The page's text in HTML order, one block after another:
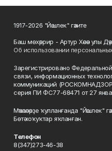
1917-2026 "Йәшлек" гәзите
Баш мөхәррир - Артур Хәсән улы
Об использовании
Зарегистрировано
связи, информационных
коммуникаций
серия ПИ ФС77-68471 от 27
Мәҡәләләрҙе ҡулланғанда "Йәшлек"
Бөтә хоҡуҡтар яҡланған.
Телефон
8(347)273-46-38